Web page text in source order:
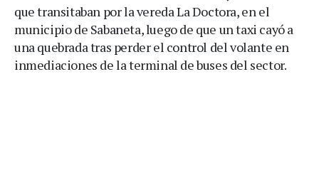
que transitaban por la vereda La Doctora, en el
municipio de Sabaneta, luego de que un taxi cayó a
una quebrada tras perder el control del volante en
inmediaciones de la terminal de buses del sector.